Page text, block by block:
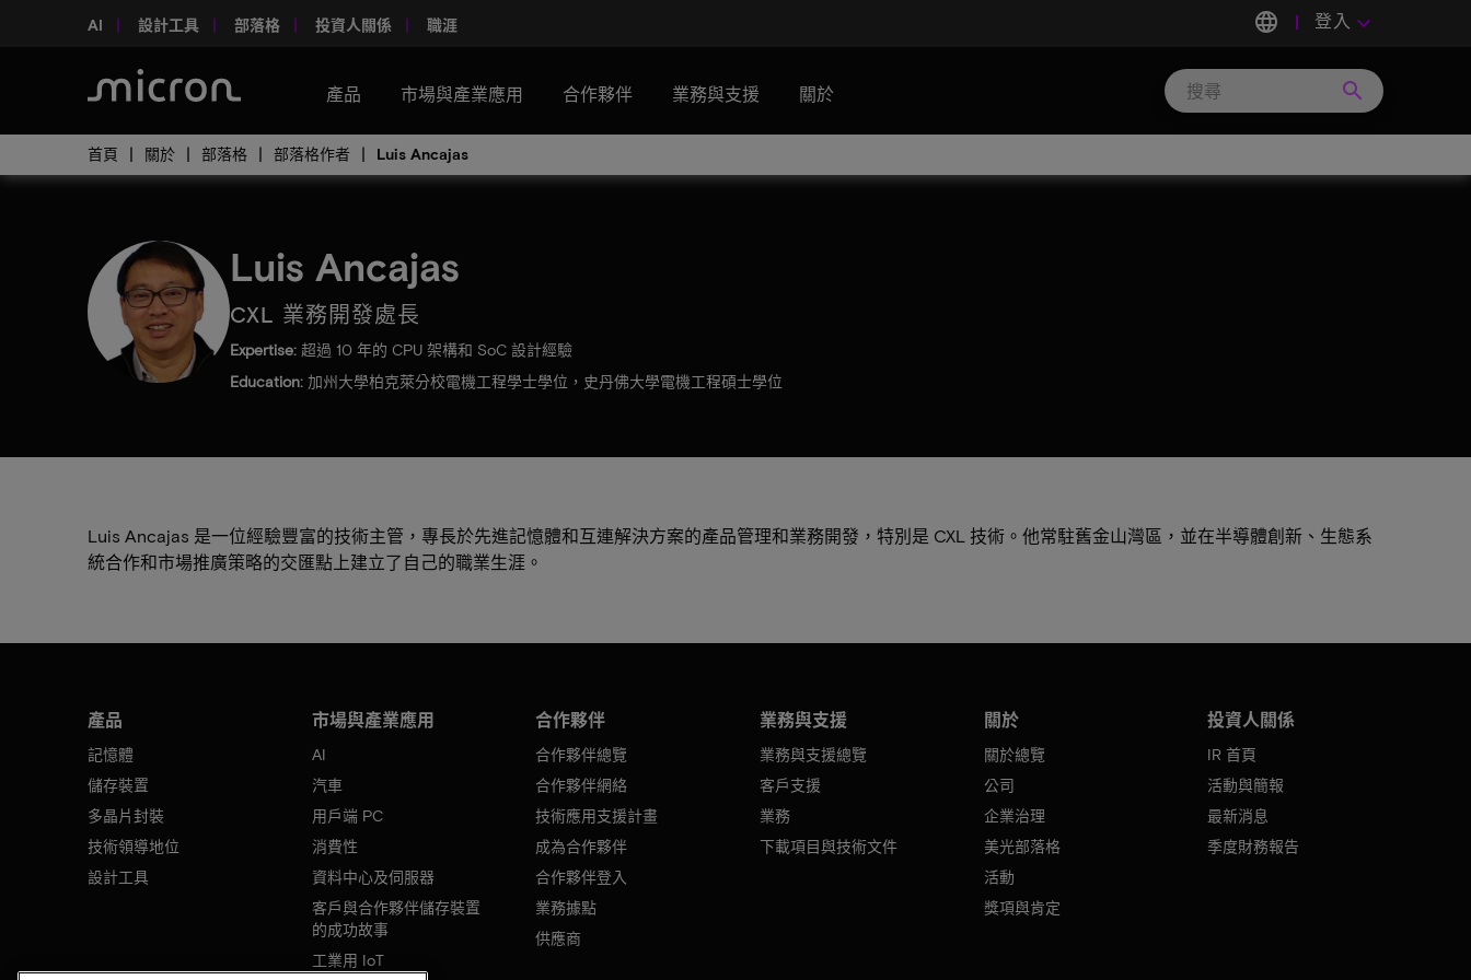
AI 設計工具 部落格 投資人關係 職涯 language 登入 keyboard_arrow_down
產品 市場與產業應用 合作夥伴 業務與支援 關於 search
首頁 關於 部落格 部落格作者 Luis Ancajas
Luis Ancajas
CXL 業務開發處長
Expertise: 超過 10 年的 CPU 架構和 SoC 設計經驗
Education: 加州大學柏克萊分校電機工程學士學位，史丹佛大學電機工程碩士學位
Luis Ancajas 是一位經驗豐富的技術主管，專長於先進記憶體和互連解決方案的產品管理和業務開發，特別是 CXL 技術。他常駐舊金山灣區，並在半導體創新、生態系
統合作和市場推廣策略的交匯點上建立了自己的職業生涯。
產品
記憶體
儲存裝置
多晶片封裝
技術領導地位
設計工具
市場與產業應用
AI
汽車
用戶端 PC
消費性
資料中心及伺服器
客戶與合作夥伴儲存裝置
的成功故事
工業用 IoT
合作夥伴
合作夥伴總覽
合作夥伴網絡
技術應用支援計畫
成為合作夥伴
合作夥伴登入
業務據點
供應商
業務與支援
業務與支援總覽
客戶支援
業務
下載項目與技術文件
關於
關於總覽
公司
企業治理
美光部落格
活動
獎項與肯定
投資人關係
IR 首頁
活動與簡報
最新消息
季度財務報告